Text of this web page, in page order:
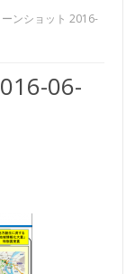
ンショット 2016-
06-